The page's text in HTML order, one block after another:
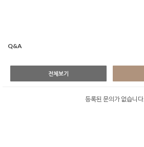
Q&A
전체보기
등록된 문의가 없습니다.